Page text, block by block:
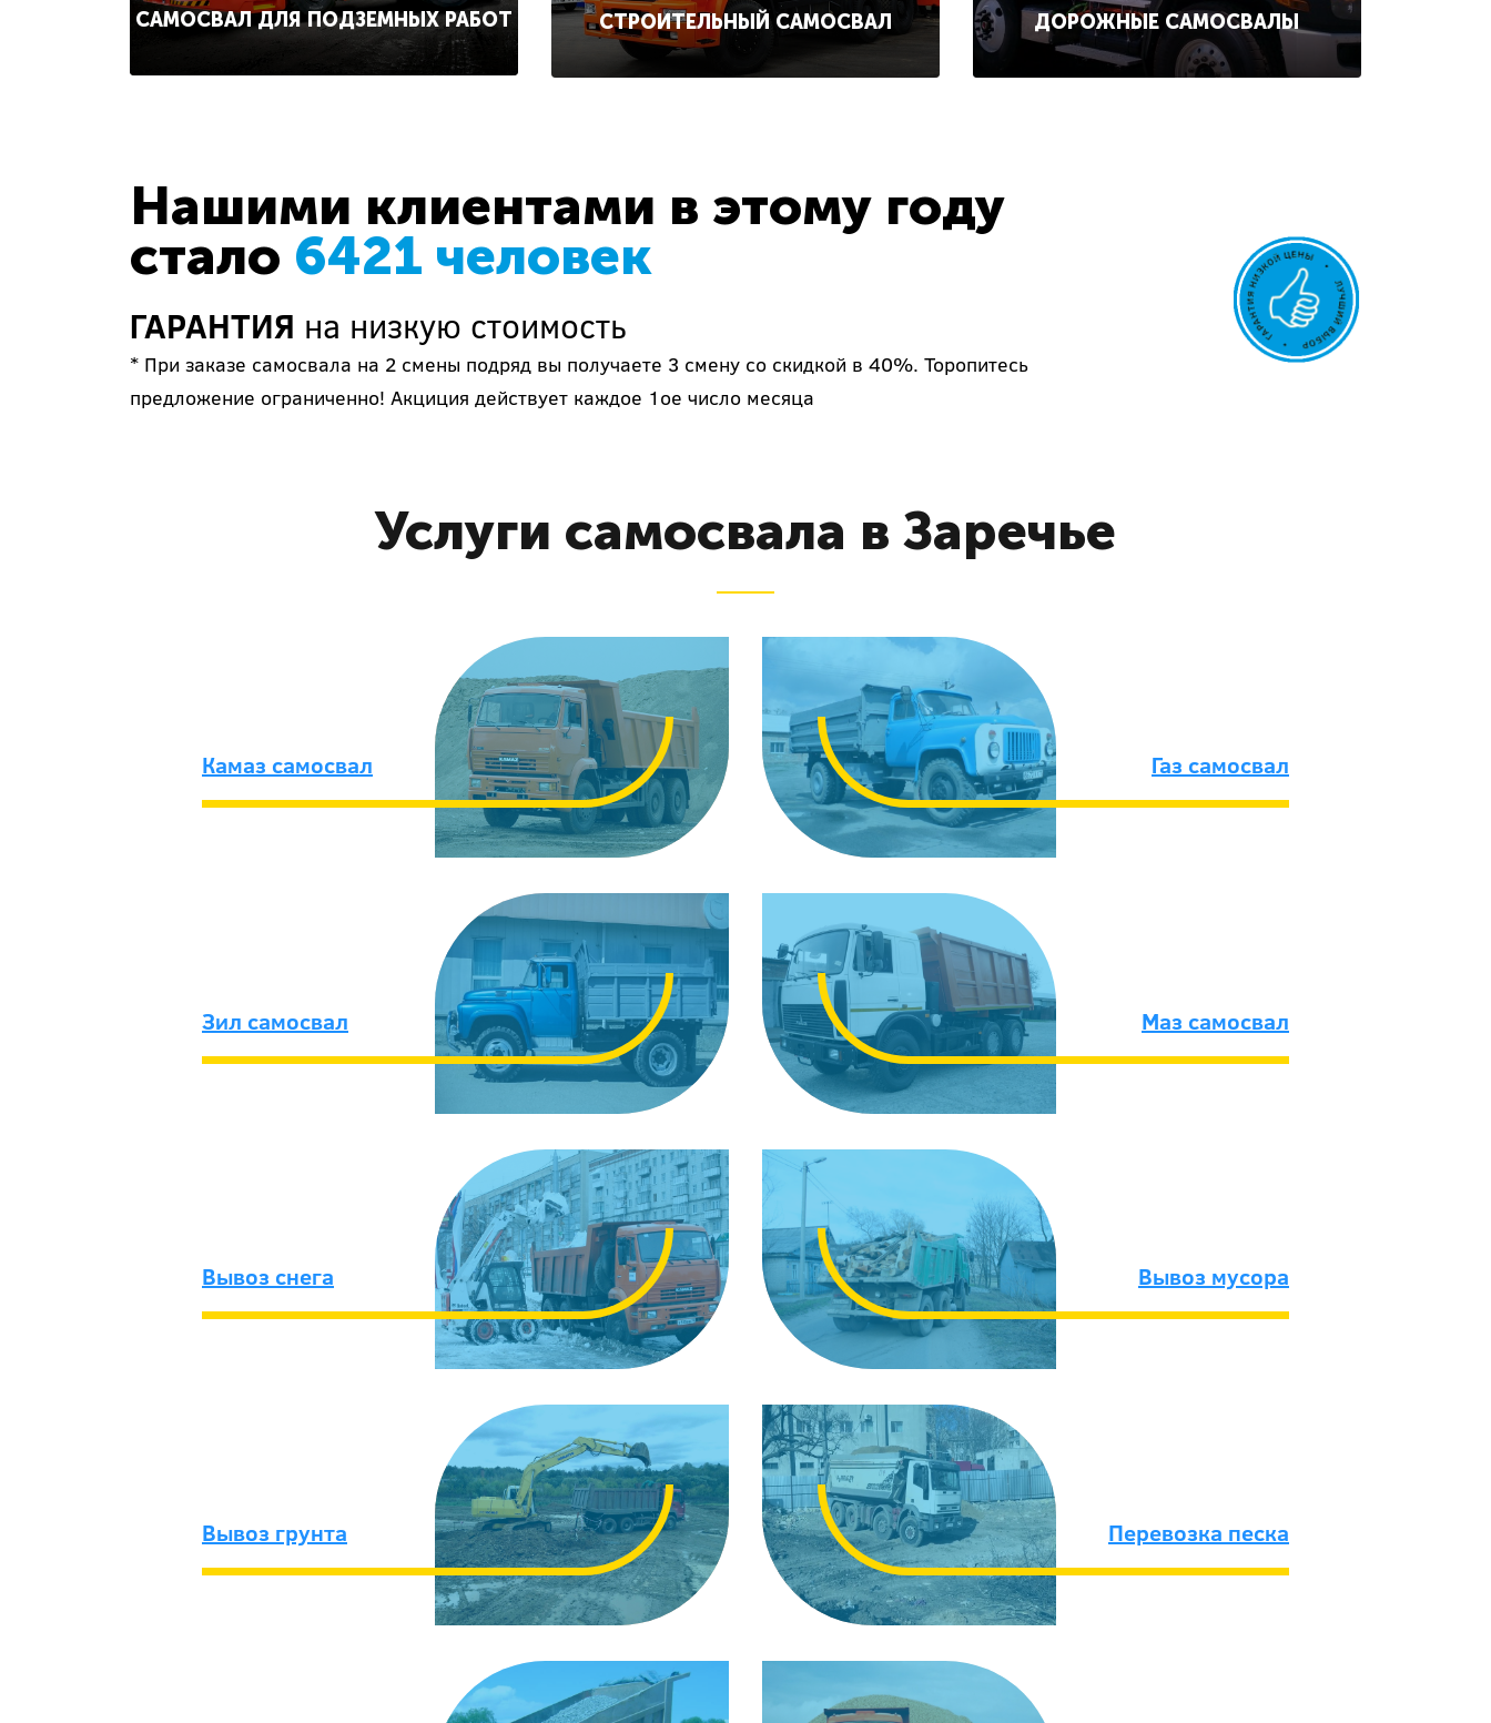
САМОСВАЛ ДЛЯ ПОДЗЕМНЫХ РАБОТ СТРОИТЕЛЬНЫЙ САМОСВАЛ ДОРОЖНЫЕ САМОСВАЛЫ
Нашими клиентами в этому году
стало 6421 человек
ГАРАНТИЯ на низкую стоимость
* При заказе самосвала на 2 смены подряд вы получаете 3 смену со скидкой в 40%. Торопитесь
предложение ограниченно! Акциция действует каждое 1ое число месяца
Услуги самосвала в Заречье
Камаз самосвал Газ самосвал
Зил самосвал Маз самосвал
Вывоз снега Вывоз мусора
Вывоз грунта Перевозка песка